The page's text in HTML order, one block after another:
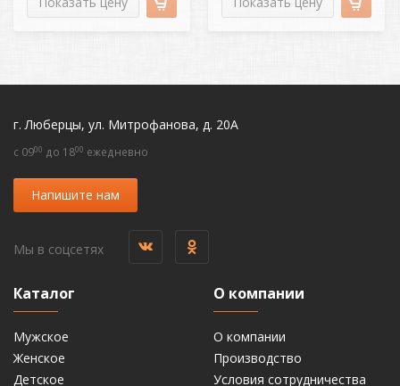
г. Люберцы, ул. Митрофанова, д. 20А
c 0900 до 1800 ежедневно
Напишите нам
Мы в соцсетях
Каталог
Мужское
Женское
Детское
О компании
О компании
Производство
Условия сотрудничества